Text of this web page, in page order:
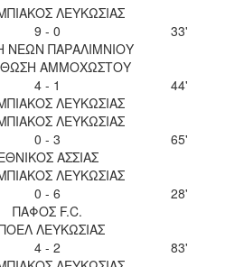
ΛΕΥΚΩΣΙΑΣ
9 - 0
ΝΕΩΝ ΠΑΡΑΛΙΜΝΙΟΥ
33'
ΑΜΜΟΧΩΣΤΟΥ
4 - 1
ΛΕΥΚΩΣΙΑΣ
44'
ΛΕΥΚΩΣΙΑΣ
0 - 3
ΑΣΣΙΑΣ
65'
ΛΕΥΚΩΣΙΑΣ
0 - 6
ΠΑΦΟΣ F.C.
28'
ΛΕΥΚΩΣΙΑΣ
4 - 2
83'